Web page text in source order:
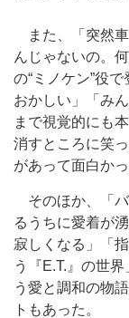
また、「突然車
んじゃないの。
の“ミノケン”役
おかしい」「み
まで視覚的にも
消すところに笑
があって面白か
そのほか、「バ
るうちに愛着が
寂しくなる」「
う『E.T.』の世
う愛と調和の物
トもあった。